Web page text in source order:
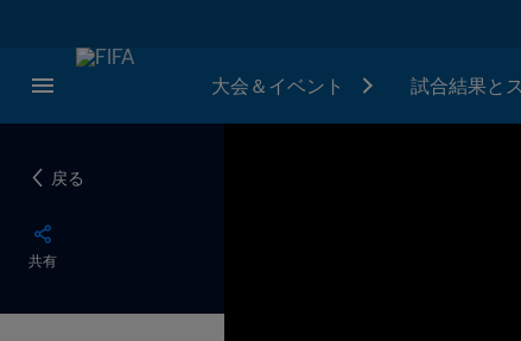
大会＆イベント 試合結果と
戻る
共有